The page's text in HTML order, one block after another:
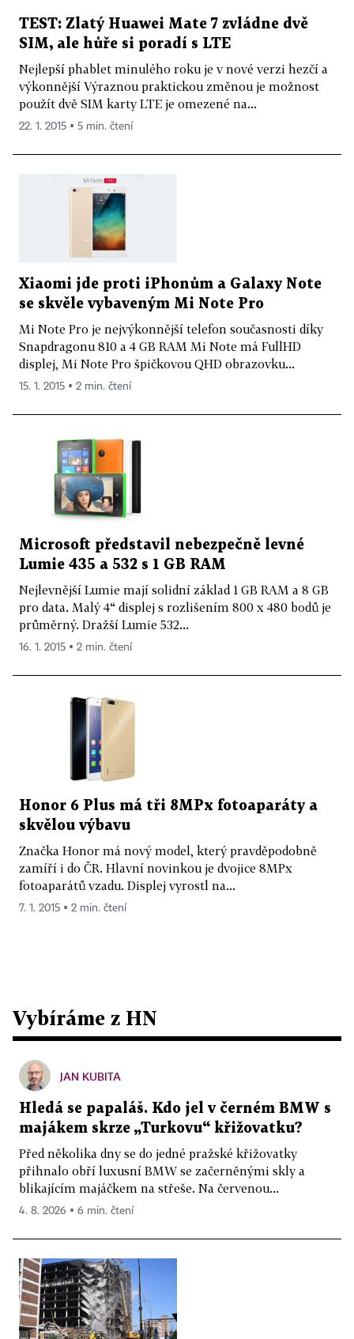
TEST: Zlatý Huawei Mate 7 zvládne dvě
SIM, ale hůře si poradí s LTE
Nejlepší phablet minulého roku je v nové verzi hezčí a
výkonnější Výraznou praktickou změnou je možnost
použít dvě SIM karty LTE je omezené na...
22. 1. 2015 ▪ 5 min. čtení
Xiaomi jde proti iPhonům a Galaxy Note
se skvěle vybaveným Mi Note Pro
Mi Note Pro je nejvýkonnější telefon současnosti díky
Snapdragonu 810 a 4 GB RAM Mi Note má FullHD
displej, Mi Note Pro špičkovou QHD obrazovku...
15. 1. 2015 ▪ 2 min. čtení
Microsoft představil nebezpečně levné
Lumie 435 a 532 s 1 GB RAM
Nejlevnější Lumie mají solidní základ 1 GB RAM a 8 GB
pro data. Malý 4“ displej s rozlišením 800 x 480 bodů je
průměrný. Dražší Lumie 532...
16. 1. 2015 ▪ 2 min. čtení
Honor 6 Plus má tři 8MPx fotoaparáty a
skvělou výbavu
Značka Honor má nový model, který pravděpodobně
zamíří i do ČR. Hlavní novinkou je dvojice 8MPx
fotoaparátů vzadu. Displej vyrostl na...
7. 1. 2015 ▪ 2 min. čtení
Vybíráme z HN
JAN KUBITA
Hledá se papaláš. Kdo jel v černém BMW s
majákem skrze „Turkovu“ křižovatku?
Před několika dny se do jedné pražské křižovatky
přihnalo obří luxusní BMW se začerněnými skly a
blikajícím majáčkem na střeše. Na červenou...
4. 8. 2026 ▪ 6 min. čtení